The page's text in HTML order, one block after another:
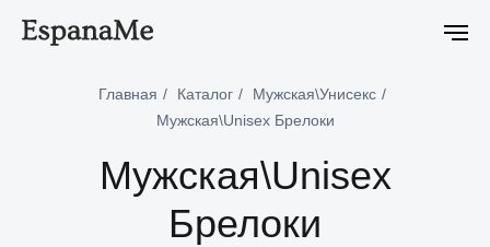
на первый онлайн заказ
Главная / Каталог / Мужская\Унисекс /
Мужская\Unisex Брелоки
Мужская\Unisex
Брелоки